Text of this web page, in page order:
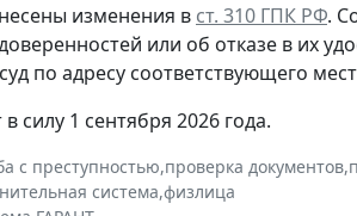
изменения в ст. 310 ГПК РФ.
или об отказе в их
по адресу соответствующего
силу 1 сентября 2026 года.
с преступностью,проверка документов,
система,физлица